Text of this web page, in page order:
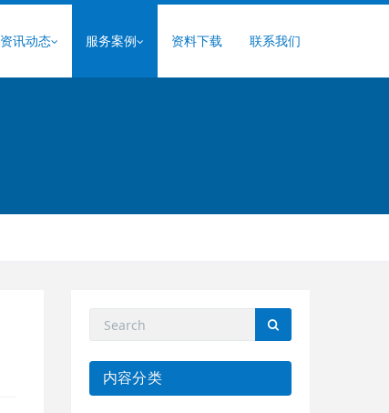
资讯动态 服务案例 资料下载 联系我们
内容分类